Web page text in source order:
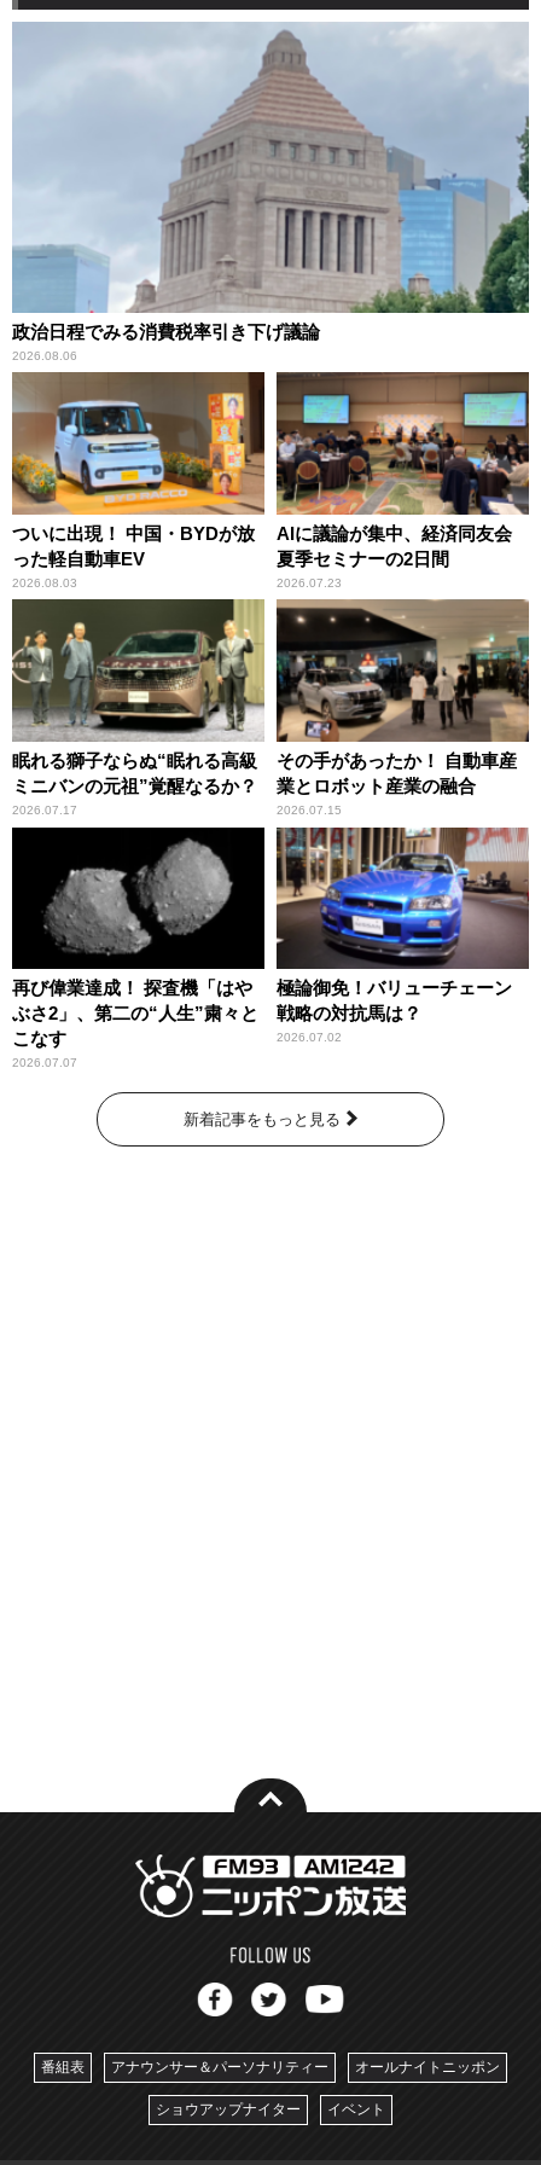
政治日程でみる消費税率引き下げ議論
2026.08.06
ついに出現！ 中国・BYDが放
った軽自動車EV
2026.08.03
AIに議論が集中、経済同友会
夏季セミナーの2日間
2026.07.23
眠れる獅子ならぬ“眠れる高級
ミニバンの元祖”覚醒なるか？
2026.07.17
その手があったか！ 自動車産
業とロボット産業の融合
2026.07.15
再び偉業達成！ 探査機「はや
ぶさ2」、第二の“人生”粛々と
こなす
2026.07.07
極論御免！バリューチェーン
戦略の対抗馬は？
2026.07.02
新着記事をもっと見る
番組表 アナウンサー＆パーソナリティー オールナイトニッポン
ショウアップナイター イベント